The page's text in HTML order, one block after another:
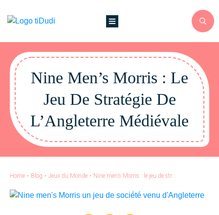
Nine Men’s Morris : Le
Jeu De Stratégie De
L’Angleterre Médiévale
Home • Blog • Jeux du Monde • Nine men’s Morris : le jeu de stratégie de l’Angleterre médiévale